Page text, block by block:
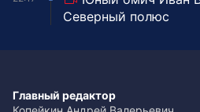
Северный полюс
Главный редактор